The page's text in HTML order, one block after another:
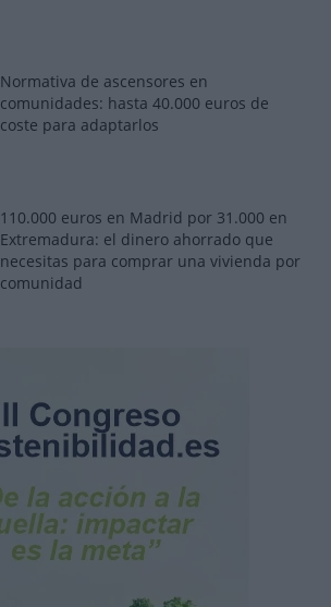
Normativa de ascensores en
comunidades: hasta 40.000 euros de
coste para adaptarlos
110.000 euros en Madrid por 31.000 en
Extremadura: el dinero ahorrado que
necesitas para comprar una vivienda por
comunidad